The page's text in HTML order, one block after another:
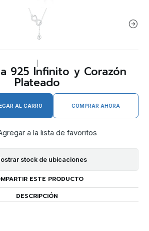
925 Infinito y Corazón
Plateado
AL CARRO COMPRAR AHORA
a la lista de favoritos
stock de ubicaciones
ESTE PRODUCTO
DESCRIPCIÓN